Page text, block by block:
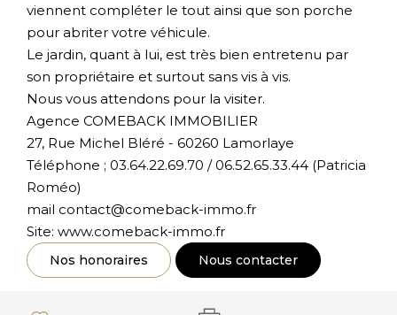
viennent compléter le tout ainsi que son porche
pour abriter votre véhicule.
Le jardin, quant à lui, est très bien entretenu par
son propriétaire et surtout sans vis à vis.
Nous vous attendons pour la visiter.
Agence COMEBACK IMMOBILIER
27, Rue Michel Bléré - 60260 Lamorlaye
Téléphone ; 03.64.22.69.70 / 06.52.65.33.44 (Patricia
Roméo)
mail contact@comeback-immo.fr
Site: www.comeback-immo.fr
Nos honoraires Nous contacter